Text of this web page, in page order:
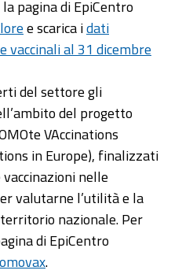
pagina di EpiCentro
e scarica idati
vaccinali al 31 dicembre
del settore gli
del progetto
VAccinations
in Europe), finalizzati
nelle
valutarne l’utilità e la
nazionale. Per
di EpiCentro
.